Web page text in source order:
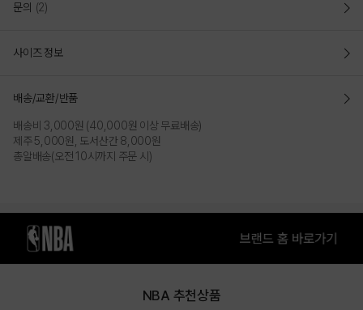
문의 (2)
사이즈 정보
배송/교환/반품
배송비 3,000원 (40,000원 이상 무료배송)
제주 5,000원, 도서산간 8,000원
총알배송(오전 10시까지 주문 시)
NBA 추천상품